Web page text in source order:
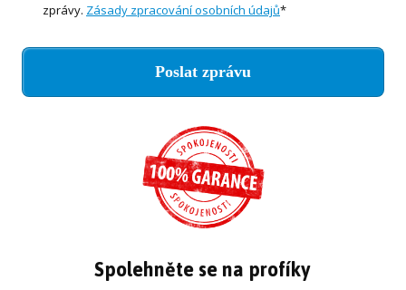
zprávy. Zásady zpracování osobních údajů*
Poslat zprávu
Spolehněte se na profíky